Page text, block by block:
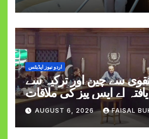
اردو نیوز اپڈیٹس
سے چین اور ترکیہ سے
اے ایس پیز کی ملاقات
AUGUST 6, 2026 FAISAL